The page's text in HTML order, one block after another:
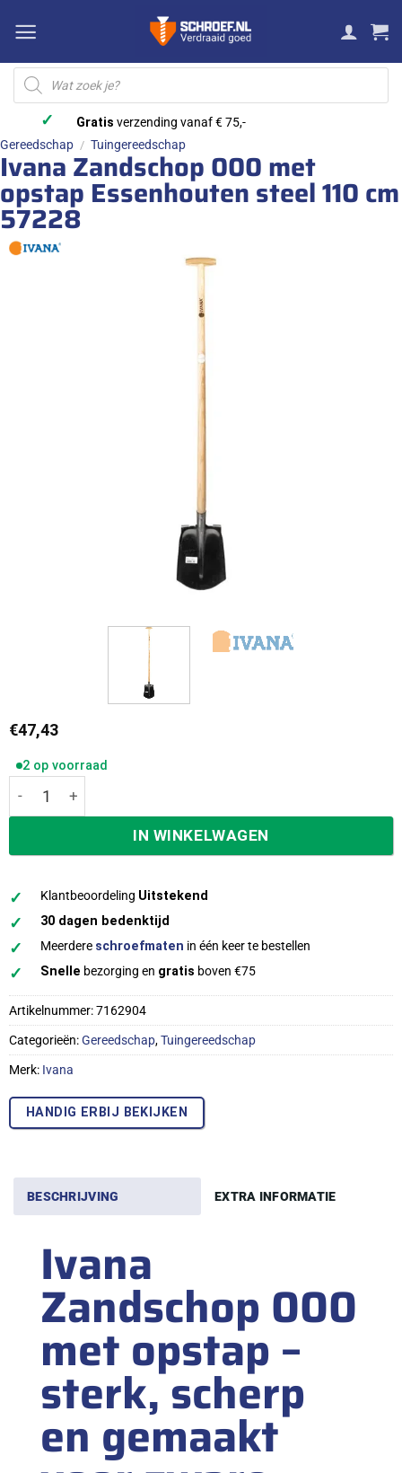
naar
inhoud
Producten
zoeken
✓ Gratis verzending vanaf € 75,-
Gereedschap / Tuingereedschap
Ivana Zandschop 000 met
opstap Essenhouten steel 110 cm
57228
€47,43
2 op voorraad
Ivana Zandschop 000 met opstap Essenhouten steel 110
IN WINKELWAGEN
✓ Klantbeoordeling Uitstekend
✓ 30 dagen bedenktijd
✓ Meerdere schroefmaten in één keer te bestellen
✓ Snelle bezorging en gratis boven €75
Artikelnummer:7162904
Categorieën:Gereedschap,Tuingereedschap
Merk: Ivana
HANDIG ERBIJ BEKIJKEN
BESCHRIJVING EXTRA INFORMATIE
Ivana
Zandschop 000
met opstap –
sterk, scherp
en gemaakt